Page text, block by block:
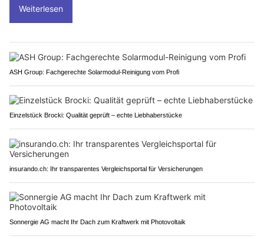
Weiterlesen
ASH Group: Fachgerechte Solarmodul-Reinigung vom Profi
Einzelstück Brocki: Qualität geprüft – echte Liebhaberstücke
insurando.ch: Ihr transparentes Vergleichsportal für Versicherungen
Sonnergie AG macht Ihr Dach zum Kraftwerk mit Photovoltaik